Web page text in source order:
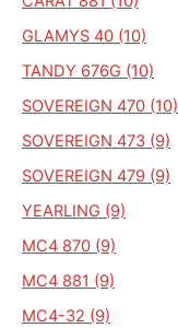
GLAMYS 40 (10)
TANDY 676G (10)
SOVEREIGN 470 (10)
SOVEREIGN 473 (9)
SOVEREIGN 479 (9)
YEARLING (9)
MC4 870 (9)
MC4 881 (9)
MC4-32 (9)